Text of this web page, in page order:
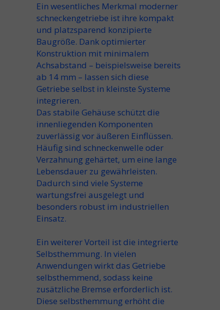
Ein wesentliches Merkmal moderner
schneckengetriebe ist ihre kompakt
und platzsparend konzipierte
Baugröße. Dank optimierter
Konstruktion mit minimalem
Achsabstand – beispielsweise bereits
ab 14 mm – lassen sich diese
Getriebe selbst in kleinste Systeme
integrieren.
Das stabile Gehäuse schützt die
innenliegenden Komponenten
zuverlässig vor äußeren Einflüssen.
Häufig sind schneckenwelle oder
Verzahnung gehärtet, um eine lange
Lebensdauer zu gewährleisten.
Dadurch sind viele Systeme
wartungsfrei ausgelegt und
besonders robust im industriellen
Einsatz.
Ein weiterer Vorteil ist die integrierte
Selbsthemmung. In vielen
Anwendungen wirkt das Getriebe
selbsthemmend, sodass keine
zusätzliche Bremse erforderlich ist.
Diese selbsthemmung erhöht die